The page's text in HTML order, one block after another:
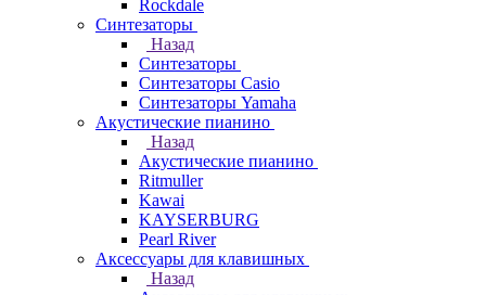
Rockdale
Синтезаторы
Назад
Синтезаторы
Синтезаторы Casio
Синтезаторы Yamaha
Акустические пианино
Назад
Акустические пианино
Ritmuller
Kawai
KAYSERBURG
Pearl River
Аксессуары для клавишных
Назад